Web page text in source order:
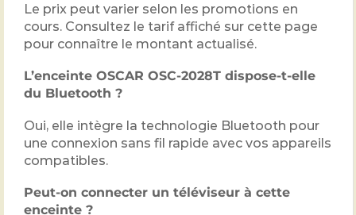
Le prix peut varier selon les promotions en
cours. Consultez le tarif affiché sur cette page
pour connaître le montant actualisé.
L’enceinte OSCAR OSC-2028T dispose-t-elle
du Bluetooth ?
Oui, elle intègre la technologie Bluetooth pour
une connexion sans fil rapide avec vos appareils
compatibles.
Peut-on connecter un téléviseur à cette
enceinte ?